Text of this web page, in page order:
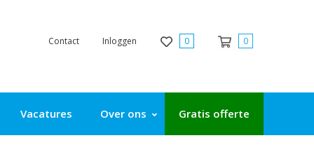
Contact Inloggen 0 0
Vacatures Over ons Gratis offerte